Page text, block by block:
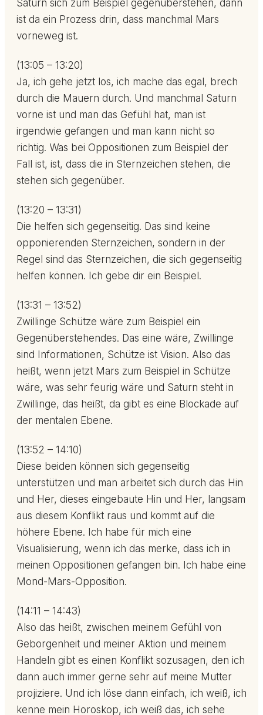
Saturn sich zum Beispiel gegenüberstehen, dann
ist da ein Prozess drin, dass manchmal Mars
vorneweg ist.
(13:05 – 13:20)
Ja, ich gehe jetzt los, ich mache das egal, brech
durch die Mauern durch. Und manchmal Saturn
vorne ist und man das Gefühl hat, man ist
irgendwie gefangen und man kann nicht so
richtig. Was bei Oppositionen zum Beispiel der
Fall ist, ist, dass die in Sternzeichen stehen, die
stehen sich gegenüber.
(13:20 – 13:31)
Die helfen sich gegenseitig. Das sind keine
opponierenden Sternzeichen, sondern in der
Regel sind das Sternzeichen, die sich gegenseitig
helfen können. Ich gebe dir ein Beispiel.
(13:31 – 13:52)
Zwillinge Schütze wäre zum Beispiel ein
Gegenüberstehendes. Das eine wäre, Zwillinge
sind Informationen, Schütze ist Vision. Also das
heißt, wenn jetzt Mars zum Beispiel in Schütze
wäre, was sehr feurig wäre und Saturn steht in
Zwillinge, das heißt, da gibt es eine Blockade auf
der mentalen Ebene.
(13:52 – 14:10)
Diese beiden können sich gegenseitig
unterstützen und man arbeitet sich durch das Hin
und Her, dieses eingebaute Hin und Her, langsam
aus diesem Konflikt raus und kommt auf die
höhere Ebene. Ich habe für mich eine
Visualisierung, wenn ich das merke, dass ich in
meinen Oppositionen gefangen bin. Ich habe eine
Mond-Mars-Opposition.
(14:11 – 14:43)
Also das heißt, zwischen meinem Gefühl von
Geborgenheit und meiner Aktion und meinem
Handeln gibt es einen Konflikt sozusagen, den ich
dann auch immer gerne sehr auf meine Mutter
projiziere. Und ich löse dann einfach, ich weiß, ich
kenne mein Horoskop, ich weiß das, ich sehe